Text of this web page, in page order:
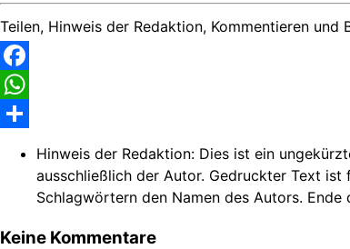
Teilen, Hinweis der Redaktion, Kommentieren
Facebook
WhatsApp
Hinweis der Redaktion: Dies ist ein
ausschließlich der Autor. Gedruckter Text
Schlagwörtern den Namen des Autors. Ende
Keine Kommentare